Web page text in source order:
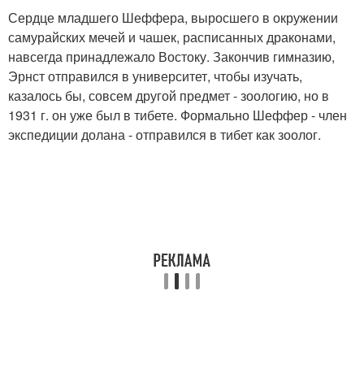
Сердце младшего Шеффера, выросшего в окружении
самурайских мечей и чашек, расписанных драконами,
навсегда принадлежало Востоку. Закончив гимназию,
Эрнст отправился в университет, чтобы изучать,
казалось бы, совсем другой предмет - зоологию, но в
1931 г. он уже был в тибете. Формально Шеффер - член
экспедиции долана - отправился в тибет как зоолог.